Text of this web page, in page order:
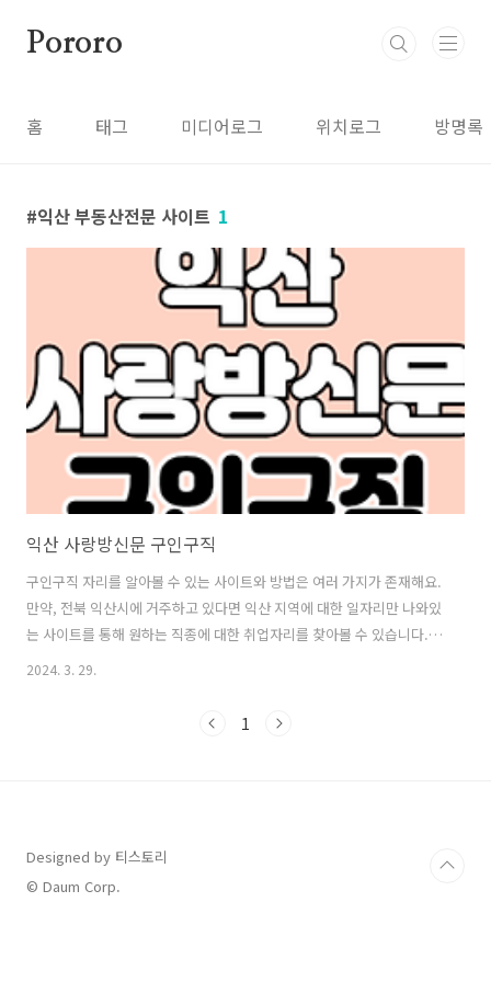
Pororo
홈 태그 미디어로그 위치로그 방명록
익산 부동산전문 사이트 1
익산 사랑방신문 구인구직
구인구직 자리를 알아볼 수 있는 사이트와 방법은 여러 가지가 존재해요.
만약, 전북 익산시에 거주하고 있다면 익산 지역에 대한 일자리만 나와있
는 사이트를 통해 원하는 직종에 대한 취업자리를 찾아볼 수 있습니다.익
산 사랑방신문 홈페이지뿐만 아니라 이 방법을 이용하면 익산 지역에 대
볼 수 있습니다. 또한 익산사랑방 신문 그대로 보기 하는 법도 쉽게 할 수
2024. 3. 29.
1
Designed by 티스토리
© Daum Corp.